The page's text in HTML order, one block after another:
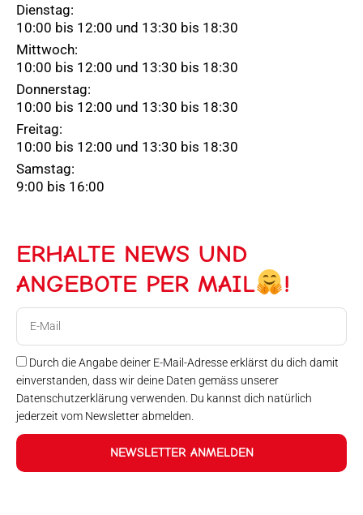
Dienstag:
10:00 bis 12:00 und 13:30 bis 18:30
Mittwoch:
10:00 bis 12:00 und 13:30 bis 18:30
Donnerstag:
10:00 bis 12:00 und 13:30 bis 18:30
Freitag:
10:00 bis 12:00 und 13:30 bis 18:30
Samstag:
9:00 bis 16:00
ERHALTE NEWS UND
ANGEBOTE PER MAIL
!
Durch die Angabe deiner E-Mail-Adresse erklärst du dich damit
einverstanden, dass wir deine Daten gemäss unserer
Datenschutzerklärung verwenden. Du kannst dich natürlich
jederzeit vom Newsletter abmelden.
NEWSLETTER ANMELDEN